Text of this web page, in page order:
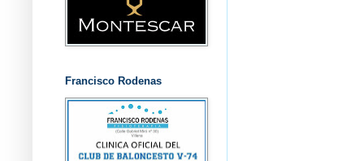
Francisco Rodenas